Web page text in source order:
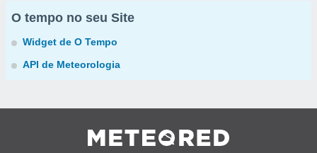
O tempo no seu Site
Widget de O Tempo
API de Meteorologia